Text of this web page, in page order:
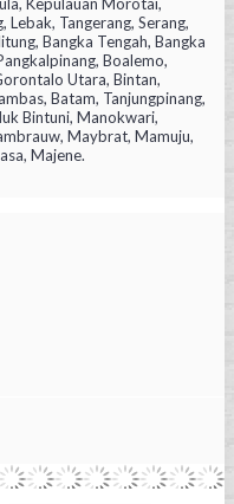
Tangerang, Serang,
Bangka Tengah, Bangka
Boalemo,
Utara, Bintan,
Batam, Tanjungpinang,
Bintuni, Manokwari,
Maybrat, Mamuju,
Majene.